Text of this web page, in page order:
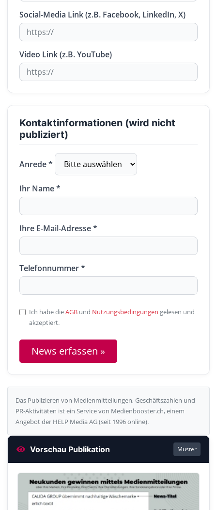
Social-Media Link (z.B. Facebook, LinkedIn, X)
Video Link (z.B. YouTube)
Kontaktinformationen (wird nicht
publiziert)
Anrede *
Ihr Name *
Ihre E-Mail-Adresse *
Telefonnummer *
Ich habe dieAGB und Nutzungsbedingungen gelesen und
akzeptiert.
News erfassen »
Das Publizieren von Medienmitteilungen, Geschäftszahlen und
PR-Aktivitäten ist ein Service von Medienbooster.ch, einem
Angebot der HELP Media AG (seit 1996 online).
Vorschau Publikation Muster